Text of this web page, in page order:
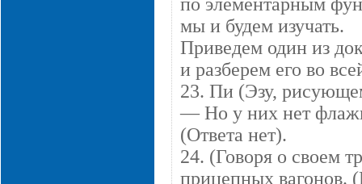
мы и будем изучать.
Приведем один из
и разберем его во
23. Пи (Эзу,
— Но у них нет
(Ответа нет).
24. (Говоря о своем
прицепных вагонов.